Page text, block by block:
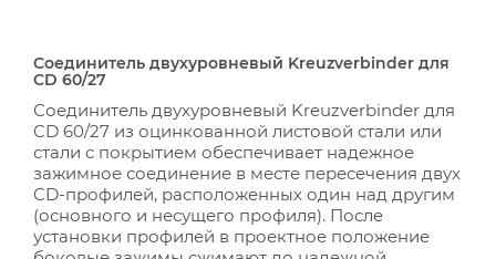
Соединитель двухуровневый Kreuzverbinder для
CD 60/27
Соединитель двухуровневый Kreuzverbinder для
CD 60/27 из оцинкованной листовой стали или
стали с покрытием обеспечивает надежное
зажимное соединение в месте пересечения двух
CD-профилей, расположенных один над другим
(основного и несущего профиля). После
установки профилей в проектное положение